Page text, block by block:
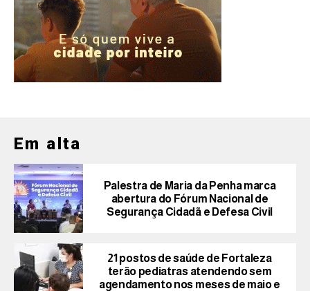
Em alta
Palestra de Maria da Penha marca
abertura do Fórum Nacional de
Segurança Cidadã e Defesa Civil
21 postos de saúde de Fortaleza
terão pediatras atendendo sem
agendamento nos meses de maio e